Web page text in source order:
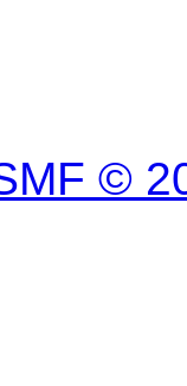
©